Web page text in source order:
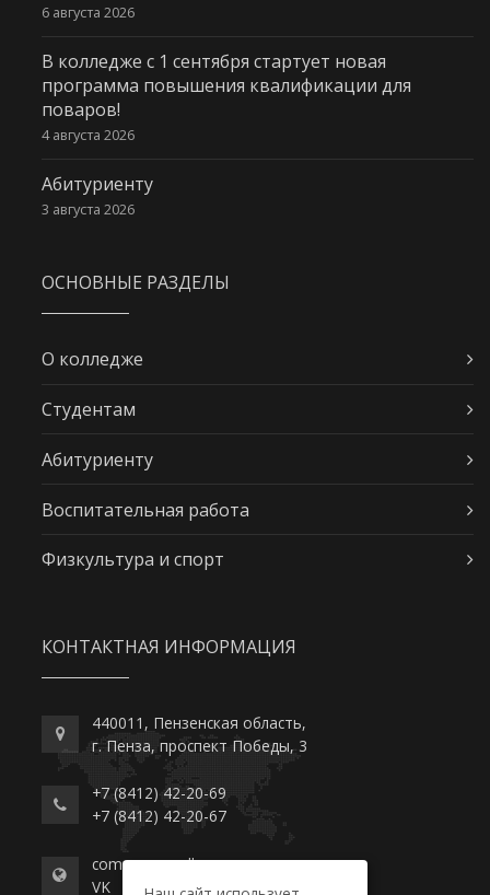
6 августа 2026
В колледже с 1 сентября стартует новая
программа повышения квалификации для
поваров!
4 августа 2026
Абитуриенту
3 августа 2026
ОСНОВНЫЕ РАЗДЕЛЫ
О колледже
Студентам
Абитуриенту
Воспитательная работа
Физкультура и спорт
КОНТАКТНАЯ ИНФОРМАЦИЯ
440011, Пензенская область,
г. Пенза, проспект Победы, 3
+7 (8412) 42-20-69
+7 (8412) 42-20-67
commerce-college.ru
VK